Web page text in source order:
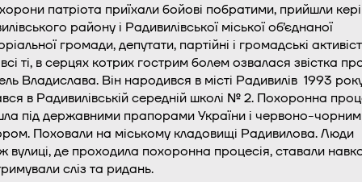
патріота приїхали бойові побратими, прийшли
району і Радивилівської міської об’єднаної
громади, депутати, партійні і громадські
всі ті, в серцях котрих гострим болем озвалася звістка
Владислава. Він народився в місті Радивилів 1993
в Радивилівській середній школі № 2. Похоронна
під державними прапорами України і червоно-чорним
Поховали на міському кладовищі Радивилова. Люди
вулиці, де проходила похоронна процесія, ставали
сліз та ридань.